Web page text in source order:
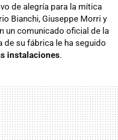
de alegría para la mítica
Bianchi, Giuseppe Morri y
un comunicado oficial de la
de su fábrica le ha seguido
instalaciones.